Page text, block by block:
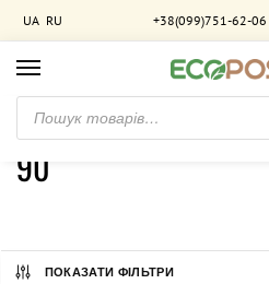
UA RU +38(099)751-62-06
Головна / Товар Диаметр (мм)
90
ПОКАЗАТИ ФІЛЬТРИ